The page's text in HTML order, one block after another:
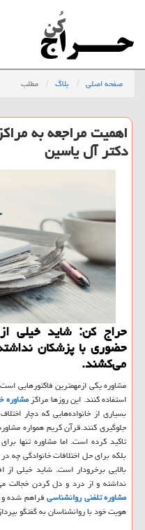
صفحه اصلی بلاگ مطلب
اهمیت مراجعه به
دكتر آل یاسین
حراج كن: شاید خیلی
حضوری با پزشكان
می‌كشند.
مشاوره یکی ازمهمترین فاکتورهایی
استفاده کنند. این روزها مراکزمشاوره
بسیاری از خانواده‌هایی که دچار
جلوگیری کنند.قرآن کریم همواره
تاکید کرده است. اما مشاوره تنها
بلکه برای حل اختلافات خانوادگی چه
بالایی برخرودار است. شاید خیلی از
نداشته و از درد و دل کردن خجالت
مشاوره تلفنی روانشناسیفراهم شده و
هویت خود با روانشناسان به گفتگو